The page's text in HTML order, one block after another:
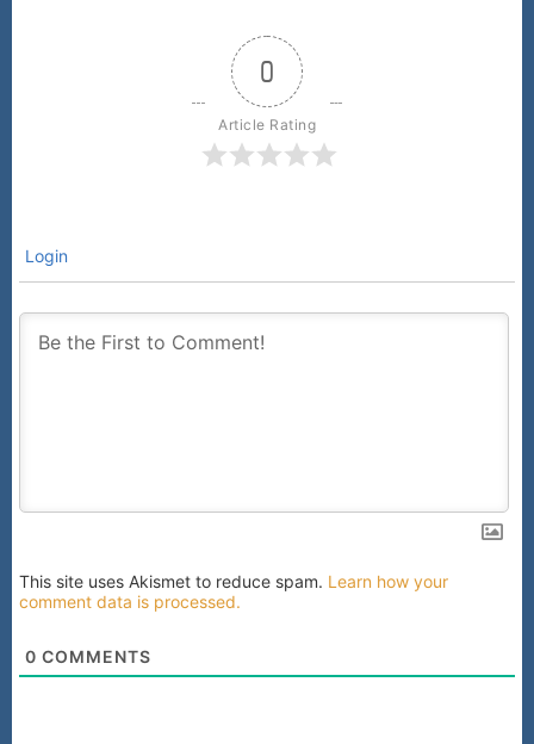
0
Article Rating
Login
This site uses Akismet to reduce spam. Learn how your
comment data is processed.
0 COMMENTS